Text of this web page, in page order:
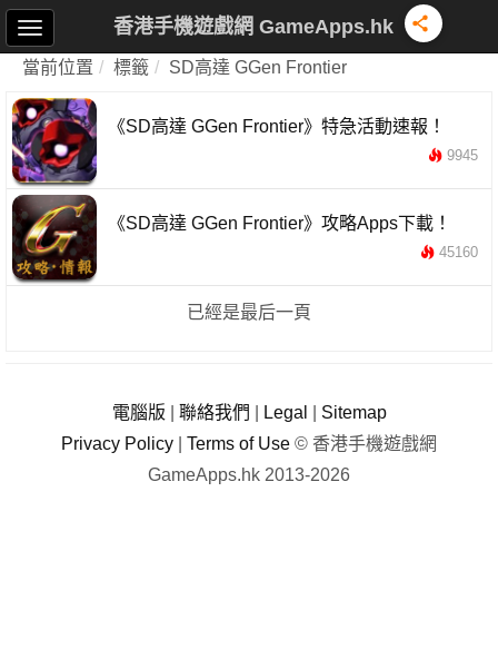
香港手機遊戲網 GameApps.hk
當前位置 標籤 SD高達 GGen Frontier
《SD高達 GGen Frontier》特急活動速報！
9945
《SD高達 GGen Frontier》攻略Apps下載！
45160
已經是最后一頁
電腦版 聯絡我們 Legal
Sitemap
Privacy Policy
Terms of Use © 香港手機遊戲網
GameApps.hk 2013-2026